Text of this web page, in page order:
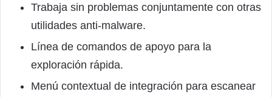
Trabaja sin problemas conjuntamente con otras
utilidades anti-malware.
Línea de comandos de apoyo para la
exploración rápida.
Menú contextual de integración para escanear